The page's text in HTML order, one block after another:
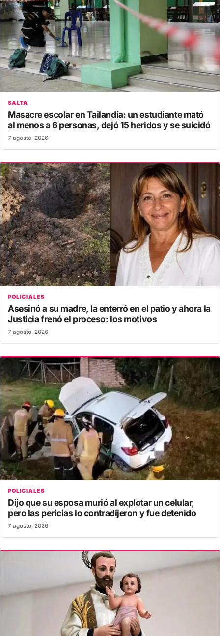
SALTA
Masacre escolar en Tailandia: un estudiante mató
al menos a 6 personas, dejó 15 heridos y se suicidó
7 agosto, 2026
POLICIALES
Asesinó a su madre, la enterró en el patio y ahora la
Justicia frenó el proceso: los motivos
7 agosto, 2026
POLICIALES
Dijo que su esposa murió al explotar un celular,
pero las pericias lo contradijeron y fue detenido
7 agosto, 2026